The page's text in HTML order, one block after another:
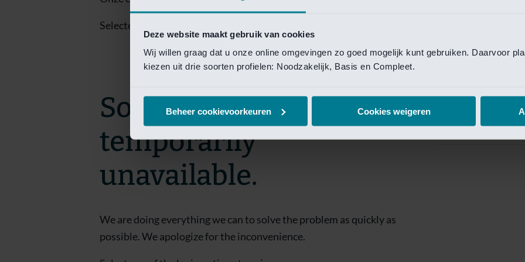
Deze website maakt gebruik van cookies
Wij willen graag dat u onze online omgevingen zo goed mogelijk kunt gebruiken. Daarvoor
kiezen uit drie soorten profielen: Noodzakelijk, Basis en Compleet.
Beheer cookievoorkeuren Cookies weigeren
Van Lanschot
Selecteer een van de login opties om toegang te krijgen.
Sorry! This page is
temporarily
unavailable.
We are doing everything we can to solve the problem as quickly as
possible. We apologize for the inconvenience.